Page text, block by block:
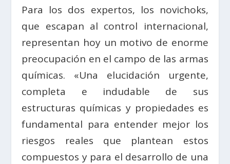
Para los dos expertos, los novichoks,
que escapan al control internacional,
representan hoy un motivo de enorme
preocupación en el campo de las armas
químicas. «Una elucidación urgente,
completa e indudable de sus
estructuras químicas y propiedades es
fundamental para entender mejor los
riesgos reales que plantean estos
compuestos y para el desarrollo de una